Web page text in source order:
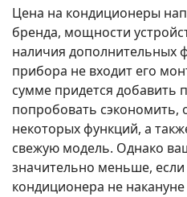
Цена на кондиционеры
бренда, мощности
наличия дополнительных
прибора не входит его
сумме придется добавить
попробовать сэкономить,
некоторых функций, а
свежую модель. Однако
значительно меньше,
кондиционера не